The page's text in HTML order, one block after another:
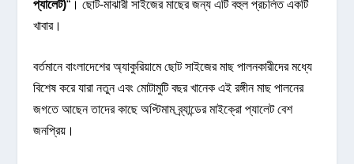
প্যালেট)“। ছোট-মাঝারী সাইজের মাছের জন্য এটি বহুল প্রচলিত একটি
খাবার।
বর্তমানে বাংলাদেশের অ্যাকুরিয়ামে ছোট সাইজের মাছ পালনকারীদের মধ্যে
বিশেষ করে যারা নতুন এবং মোটামুটি বছর খানেক এই রঙ্গীন মাছ পালনের
জগতে আছেন তাদের কাছে অপ্টিমাম ব্র্যান্ডের মাইক্রো প্যালেট বেশ
জনপ্রিয়।